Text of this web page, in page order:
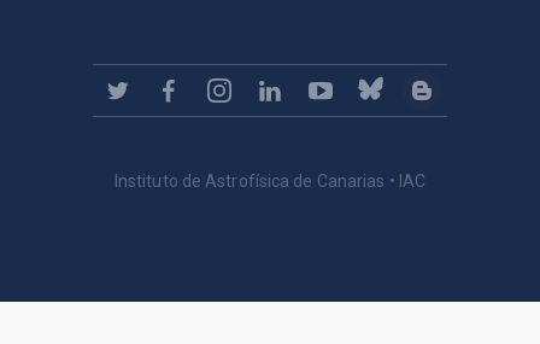
Instituto de Astrofísica de Canarias • IAC